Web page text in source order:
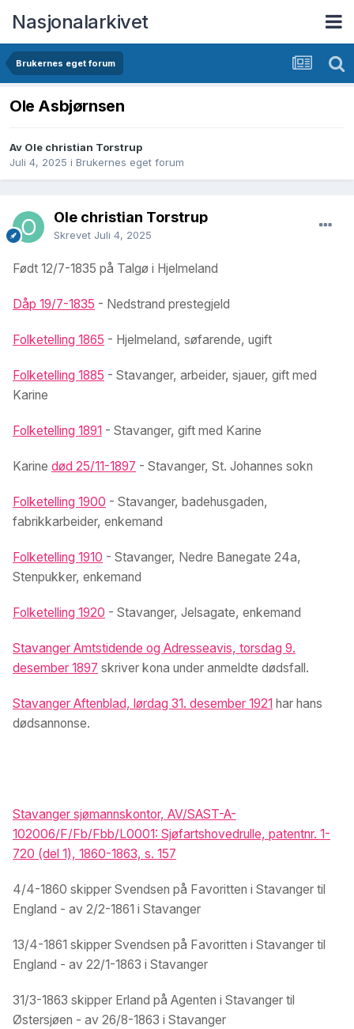
Nasjonalarkivet
Brukernes eget forum
Ole Asbjørnsen
Av Ole christian Torstrup
Juli 4, 2025 i Brukernes eget forum
Ole christian Torstrup
Skrevet Juli 4, 2025
Født 12/7-1835 på Talgø i Hjelmeland
Dåp 19/7-1835 - Nedstrand prestegjeld
Folketelling 1865 - Hjelmeland, søfarende, ugift
Folketelling 1885 - Stavanger, arbeider, sjauer, gift med
Karine
Folketelling 1891 - Stavanger, gift med Karine
Karine død 25/11-1897 - Stavanger, St. Johannes sokn
Folketelling 1900 - Stavanger, badehusgaden,
fabrikkarbeider, enkemand
Folketelling 1910 - Stavanger, Nedre Banegate 24a,
Stenpukker, enkemand
Folketelling 1920 - Stavanger, Jelsagate, enkemand
Stavanger Amtstidende og Adresseavis, torsdag 9.
desember 1897 skriver kona under anmeldte dødsfall.
Stavanger Aftenblad, lørdag 31. desember 1921 har hans
dødsannonse.
Stavanger sjømannskontor, AV/SAST-A-
102006/F/Fb/Fbb/L0001: Sjøfartshovedrulle, patentnr. 1-
720 (del 1), 1860-1863, s. 157
4/4-1860 skipper Svendsen på Favoritten i Stavanger til
England - av 2/2-1861 i Stavanger
13/4-1861 skipper Svendsen på Favoritten i Stavanger til
England - av 22/1-1863 i Stavanger
31/3-1863 skipper Erland på Agenten i Stavanger til
Østersjøen - av 26/8-1863 i Stavanger